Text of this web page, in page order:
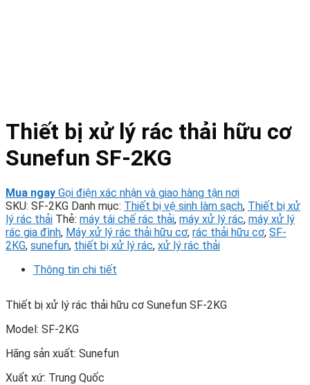
Thiết bị xử lý rác thải hữu cơ
Sunefun SF-2KG
Mua ngay Gọi điện xác nhận và giao hàng tận nơi
SKU: SF-2KG Danh mục: Thiết bị vệ sinh làm sạch, Thiết bị xử
lý rác thải Thẻ: máy tái chế rác thải, máy xử lý rác, máy xử lý
rác gia đình, Máy xử lý rác thải hữu cơ, rác thải hữu cơ, SF-
2KG, sunefun, thiết bị xử lý rác, xử lý rác thải
Thông tin chi tiết
Thiết bị xử lý rác thải hữu cơ Sunefun SF-2KG
Model: SF-2KG
Hãng sản xuất: Sunefun
Xuất xứ: Trung Quốc